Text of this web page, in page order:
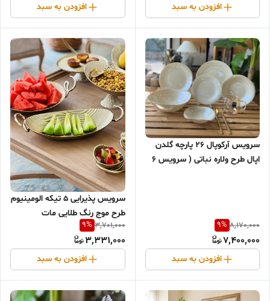
افزودن به سبد افزودن به سبد
سرويس آركوپال ۲۶ پارچه گلدن
اپال طرح ولاره نباتی ( سرویس ۶
8,170,000
9%
7,400,000
افزودن به سبد
سرویس پذیرایی ۵ تیکه الومینیوم
طرح موج رنگ طلایی مات
3,701,000
9%
3,331,000
افزودن به سبد